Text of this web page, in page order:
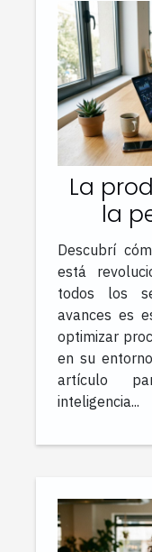
La
la
Descubrí
está
todos los
avances es
optimizar
en su
artículo
inteligencia...